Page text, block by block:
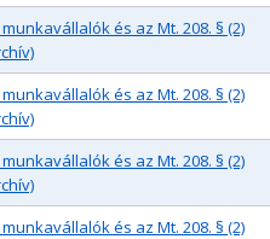
és az Mt. 208. § (2)
és az Mt. 208. § (2)
és az Mt. 208. § (2)
és az Mt. 208. § (2)